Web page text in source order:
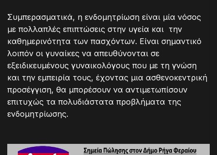
Συμπερασματικά, η ενδομητρίωση είναι μία νόσος
με πολλαπλές επιπτώσεις στην υγεία και την
καθημερινότητα των πασχόντων. Είναι σημαντικό
λοιπόν οι γυναίκες να απευθύνονται σε
εξειδικευμένους γυναικολόγους που με τη γνώση
και την εμπειρία τους, έχοντας μια ασθενοκεντρική
προσέγγιση, θα μπορέσουν να αντιμετωπίσουν
επιτυχώς τα πολυδιάστατα προβλήματα της
ενδομητρίωσης.